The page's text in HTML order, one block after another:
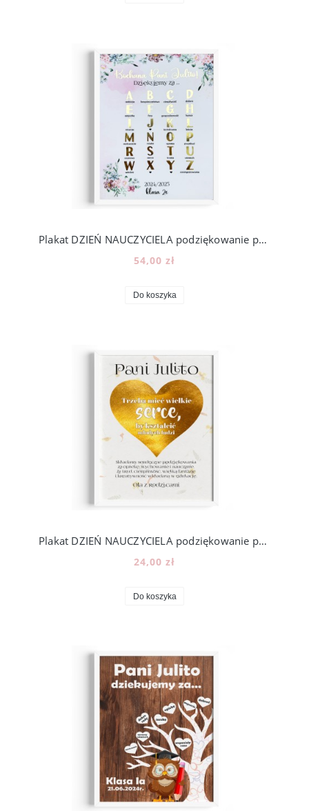
Plakat DZIEŃ NAUCZYCIELA podziękowanie prezent zakończenie roku szkolnego [z18]
54,00 zł
Do koszyka
Plakat DZIEŃ NAUCZYCIELA podziękowanie prezent zakończenie roku szkolnego [z1]
24,00 zł
Do koszyka